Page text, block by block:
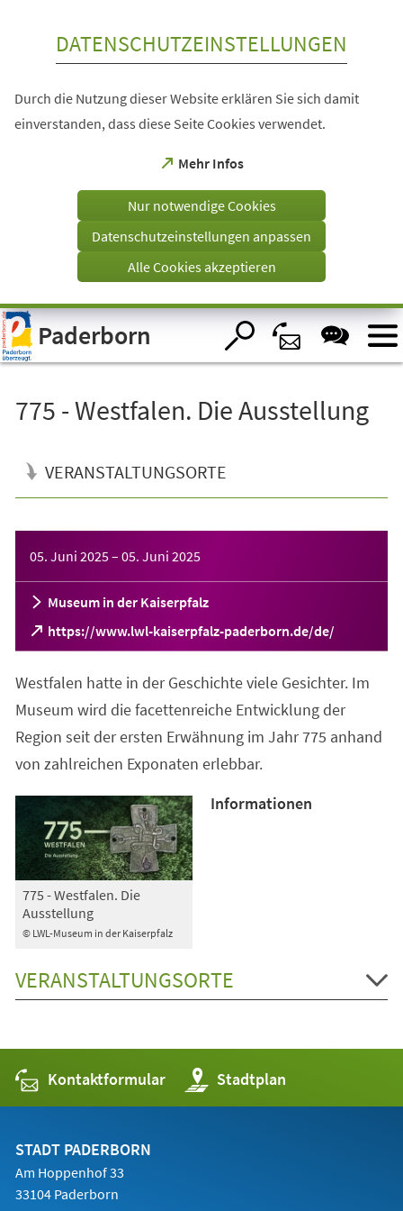
Visuelle
Assistenzsoftware
öffnen.
DATENSCHUTZEINSTELLUNGEN
Durch die Nutzung dieser Website erklären Sie sich damit
einverstanden, dass diese Seite Cookies verwendet.
Mehr Infos
(Öffnet
einem
Tab)
Nur notwendige Cookies
Datenschutzeinstellungen anpassen
Alle Cookies akzeptieren
Paderborn
775 - Westfalen. Die Ausstellung
VERANSTALTUNGSORTE
05. Juni 2025– 05. Juni 2025
Museum in der Kaiserpfalz
https://www.lwl-kaiserpfalz-paderborn.de/de/
(Öffnet
in
neuen
Westfalen hatte in der Geschichte viele Gesichter. Im
Museum wird die facettenreiche Entwicklung der
Region seit der ersten Erwähnung im Jahr 775 anhand
von zahlreichen Exponaten erlebbar.
© LWL-Museum in der Kaiserpfalz
775 - Westfalen. Die
Ausstellung
Informationen
VERANSTALTUNGSORTE
Kontaktformular Stadtplan
(Öffnet
in
einem
STADT PADERBORN
Am Hoppenhof 33
33104 Paderborn